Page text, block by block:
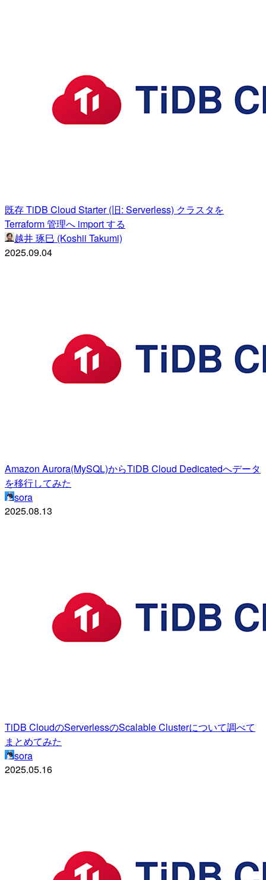
既存 TiDB Cloud Starter (旧: Serverless) クラスタを
Terraform 管理へ import する
越井 琢巳 (Koshii Takumi)
2025.09.04
Amazon Aurora(MySQL)からTiDB Cloud Dedicatedへデータ
を移行してみた
sora
2025.08.13
TiDB CloudのServerlessのScalable Clusterについて調べて
まとめてみた
sora
2025.05.16